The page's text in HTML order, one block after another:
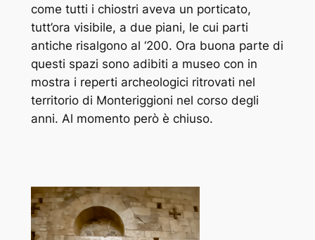
come tutti i chiostri aveva un porticato,
tutt’ora visibile, a due piani, le cui parti
antiche risalgono al ‘200. Ora buona parte di
questi spazi sono adibiti a museo con in
mostra i reperti archeologici ritrovati nel
territorio di Monteriggioni nel corso degli
anni. Al momento però è chiuso.